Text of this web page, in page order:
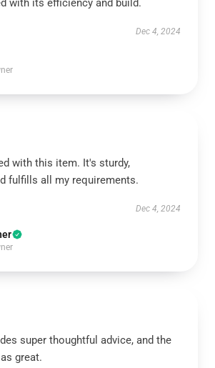
with its efficiency and build.
Dec 4, 2024
with this item. It's sturdy,
fulfills all my requirements.
Dec 4, 2024
super thoughtful advice, and the
great.